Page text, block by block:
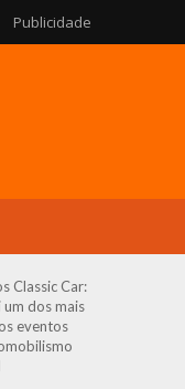
Publicidade
Classic Car:
um dos mais
eventos